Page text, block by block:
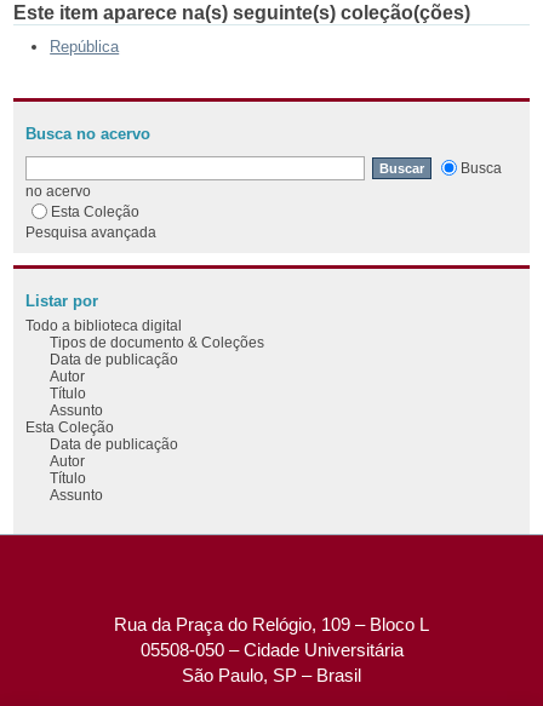
Este item aparece na(s) seguinte(s) coleção(ções)
República
Busca no acervo
Busca
no acervo
Esta Coleção
Pesquisa avançada
Listar por
Todo a biblioteca digital
Tipos de documento & Coleções
Data de publicação
Autor
Título
Assunto
Esta Coleção
Data de publicação
Autor
Título
Assunto
Rua da Praça do Relógio, 109 – Bloco L
05508-050 – Cidade Universitária
São Paulo, SP – Brasil